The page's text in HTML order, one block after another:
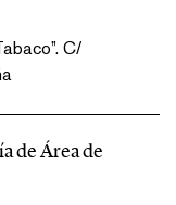
C/
de Área de